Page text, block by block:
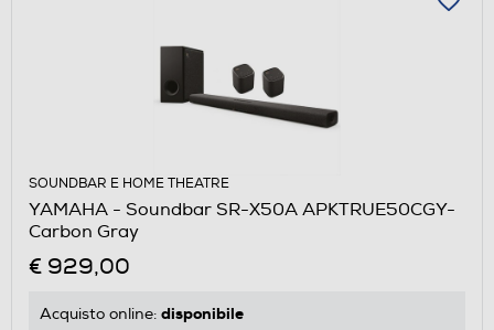
SOUNDBAR E HOME THEATRE
YAMAHA - Soundbar SR-X50A APKTRUE50CGY-
Carbon Gray
€ 929,00
Acquisto online: disponibile